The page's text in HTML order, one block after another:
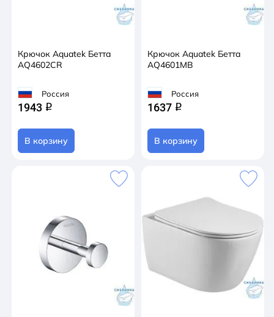
Крючок Aquatek Бетта
AQ4602CR
Россия
1943 q
В корзину
Крючок Aquatek Бетта
AQ4601MB
Россия
1637 q
В корзину